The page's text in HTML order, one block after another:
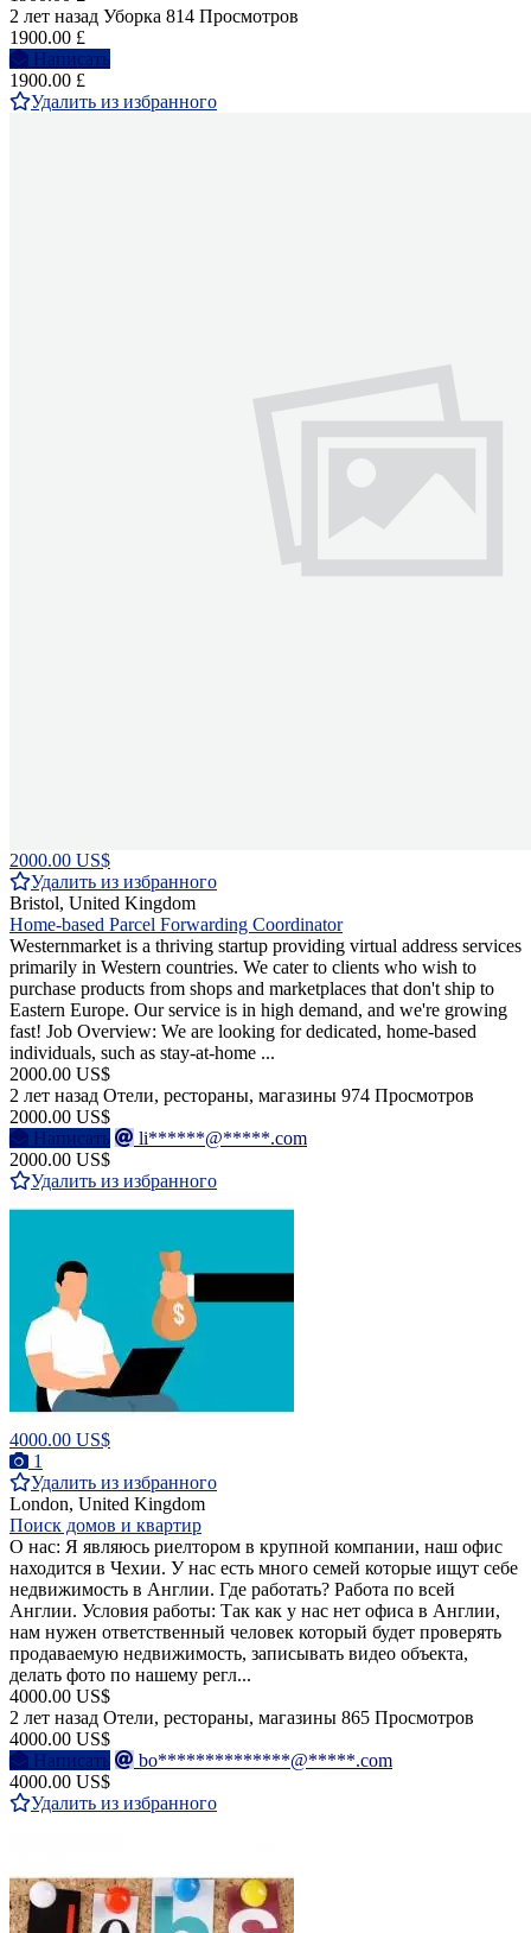
2 лет назад Уборка 814 Просмотров
1900.00 £
Написать
1900.00 £
Удалить из избранного
2000.00 US$
Удалить из избранного
Bristol, United Kingdom
Home-based Parcel Forwarding Coordinator
Westernmarket is a thriving startup providing virtual address services
primarily in Western countries. We cater to clients who wish to
purchase products from shops and marketplaces that don't ship to
Eastern Europe. Our service is in high demand, and we're growing
fast! Job Overview: We are looking for dedicated, home-based
individuals, such as stay-at-home ...
2000.00 US$
2 лет назад Отели, рестораны, магазины 974 Просмотров
2000.00 US$
Написать
li******@*****.com
2000.00 US$
Удалить из избранного
4000.00 US$
1
Удалить из избранного
London, United Kingdom
Поиск домов и квартир
О нас: Я являюсь риелтором в крупной компании, наш офис
находится в Чехии. У нас есть много семей которые ищут себе
недвижимость в Англии. Где работать? Работа по всей
Англии. Условия работы: Так как у нас нет офиса в Англии,
нам нужен ответственный человек который будет проверять
продаваемую недвижимость, записывать видео объекта,
делать фото по нашему регл...
4000.00 US$
2 лет назад Отели, рестораны, магазины 865 Просмотров
4000.00 US$
Написать
bo**************@*****.com
4000.00 US$
Удалить из избранного